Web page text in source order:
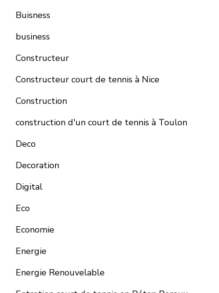
Buisness
business
Constructeur
Constructeur court de tennis à Nice
Construction
construction d'un court de tennis à Toulon
Deco
Decoration
Digital
Eco
Economie
Energie
Energie Renouvelable